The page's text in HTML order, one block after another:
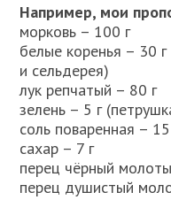
Например, мои
морковь – 100 г
белые коренья – 30
и сельдерея)
лук репчатый – 80 г
зелень – 5 г
соль поваренная –
сахар – 7 г
перец чёрный
перец душистый